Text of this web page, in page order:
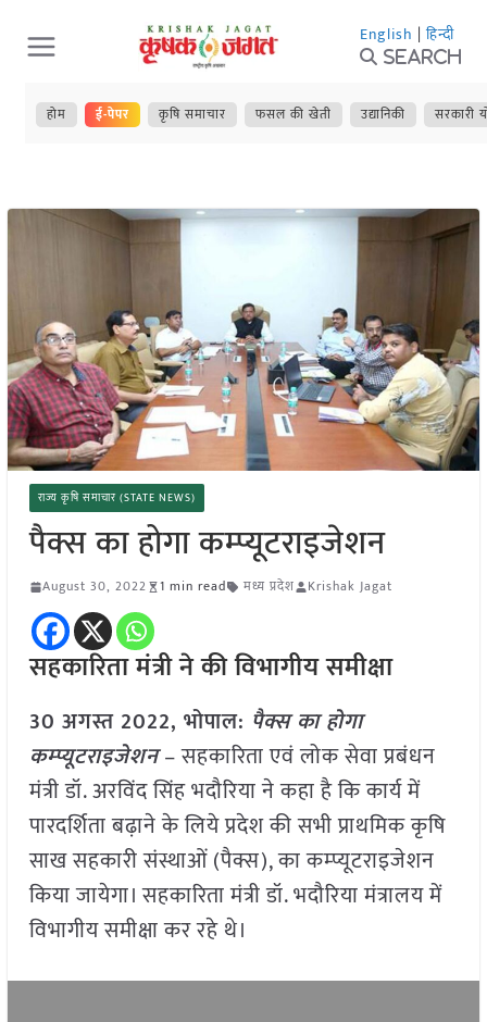
Skip
to
content
English | हिन्दी
Search
होम ई-पेपर कृषि समाचार फसल की खेती उद्यानिकी सरकारी
राज्य कृषि समाचार (STATE NEWS)
पैक्स का होगा कम्प्यूटराइजेशन
August 30, 2022 1 min read मध्य प्रदेश Krishak Jagat
सहकारिता मंत्री ने की विभागीय समीक्षा
30 अगस्त 2022, भोपाल: पैक्स का होगा
कम्प्यूटराइजेशन– सहकारिता एवं लोक सेवा प्रबंधन
मंत्री डॉ. अरविंद सिंह भदौरिया ने कहा है कि कार्य में
पारदर्शिता बढ़ाने के लिये प्रदेश की सभी प्राथमिक कृषि
साख सहकारी संस्थाओं (पैक्स), का कम्प्यूटराइजेशन
किया जायेगा। सहकारिता मंत्री डॉ. भदौरिया मंत्रालय में
विभागीय समीक्षा कर रहे थे।